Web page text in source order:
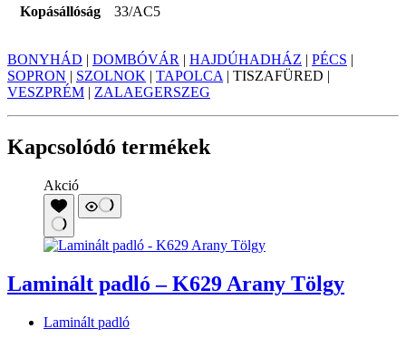
Kopásállóság 33/AC5
BONYHÁD | DOMBÓVÁR | HAJDÚHADHÁZ | PÉCS |
SOPRON | SZOLNOK | TAPOLCA | TISZAFÜRED |
VESZPRÉM | ZALAEGERSZEG
Kapcsolódó termékek
Akció
Laminált padló – K629 Arany Tölgy
Laminált padló